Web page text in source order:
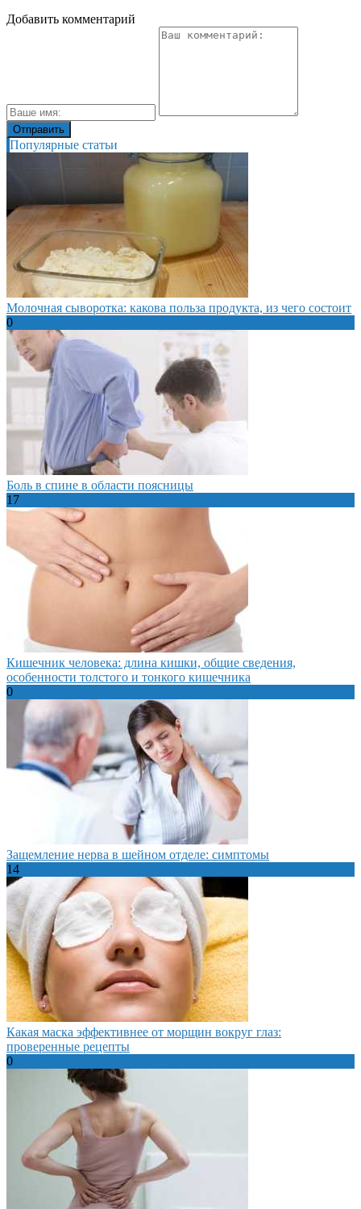
Добавить комментарий
Популярные статьи
Молочная сыворотка: какова польза продукта, из чего состоит
0
Боль в спине в области поясницы
17
Кишечник человека: длина кишки, общие сведения,
особенности толстого и тонкого кишечника
0
Защемление нерва в шейном отделе: симптомы
14
Какая маска эффективнее от морщин вокруг глаз:
проверенные рецепты
0